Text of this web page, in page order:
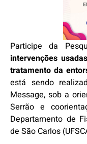
Participe da
intervenções
tratamento da
está sendo
Message, sob a
Serrão e
Departamento de
de São Carlos